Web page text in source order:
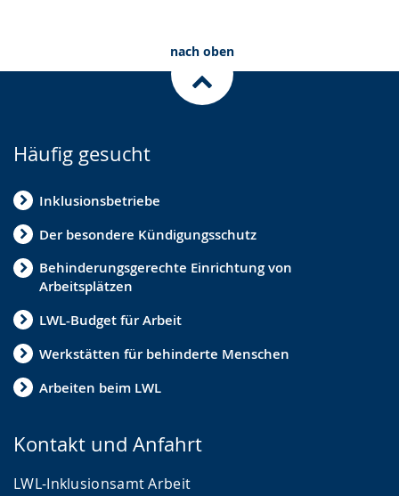
nach oben
Häufig gesucht
Inklusionsbetriebe
Der besondere Kündigungsschutz
Behinderungsgerechte Einrichtung von
Arbeitsplätzen
LWL-Budget für Arbeit
Werkstätten für behinderte Menschen
Arbeiten beim LWL
Kontakt und Anfahrt
LWL-Inklusionsamt Arbeit